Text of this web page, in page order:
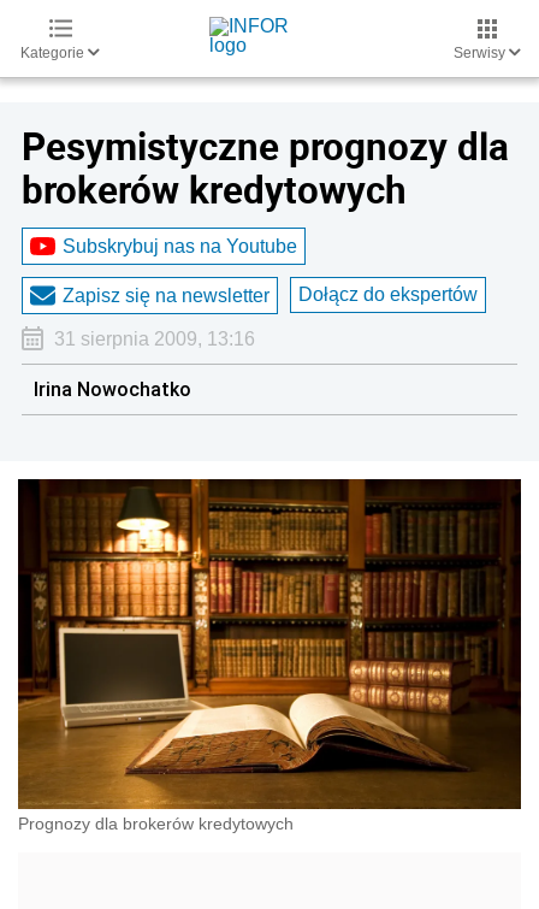
Kategorie Serwisy
Pesymistyczne prognozy dla
brokerów kredytowych
Subskrybuj nas na Youtube
Zapisz się na newsletter Dołącz do ekspertów
31 sierpnia 2009, 13:16
Irina Nowochatko
Prognozy dla brokerów kredytowych